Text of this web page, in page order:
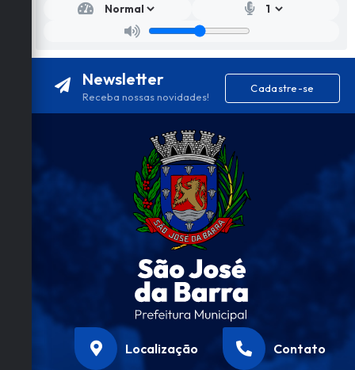
Newsletter
Receba nossas novidades!
Cadastre-se
Localização Contato